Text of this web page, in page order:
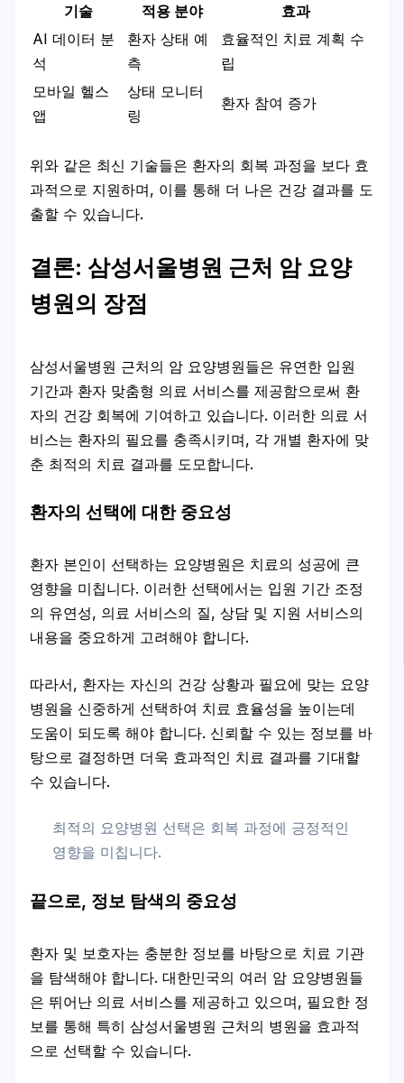
기술 적용 분야
효과
AI 데이터 분
석
환자 상태 예
측
효율적인 치료 계획 수
립
모바일 헬스
앱
상태 모니터
링
환자 참여 증가
위와 같은 최신 기술들은 환자의 회복 과정을 보다 효
과적으로 지원하며, 이를 통해 더 나은 건강 결과를 도
출할 수 있습니다.
결론: 삼성서울병원 근처 암 요양
병원의 장점
삼성서울병원 근처의 암 요양병원들은 유연한 입원
기간과 환자 맞춤형 의료 서비스를 제공함으로써 환
자의 건강 회복에 기여하고 있습니다. 이러한 의료 서
비스는 환자의 필요를 충족시키며, 각 개별 환자에 맞
춘 최적의 치료 결과를 도모합니다.
환자의 선택에 대한 중요성
환자 본인이 선택하는 요양병원은 치료의 성공에 큰
영향을 미칩니다. 이러한 선택에서는 입원 기간 조정
의 유연성, 의료 서비스의 질, 상담 및 지원 서비스의
내용을 중요하게 고려해야 합니다.
따라서, 환자는 자신의 건강 상황과 필요에 맞는 요양
병원을 신중하게 선택하여 치료 효율성을 높이는데
도움이 되도록 해야 합니다. 신뢰할 수 있는 정보를 바
탕으로 결정하면 더욱 효과적인 치료 결과를 기대할
수 있습니다.
최적의 요양병원 선택은 회복 과정에 긍정적인
영향을 미칩니다.
끝으로, 정보 탐색의 중요성
환자 및 보호자는 충분한 정보를 바탕으로 치료 기관
을 탐색해야 합니다. 대한민국의 여러 암 요양병원들
은 뛰어난 의료 서비스를 제공하고 있으며, 필요한 정
보를 통해 특히 삼성서울병원 근처의 병원을 효과적
으로 선택할 수 있습니다.